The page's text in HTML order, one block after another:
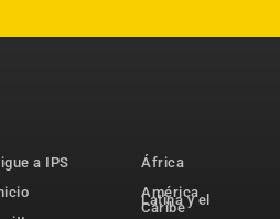
a IPS
África
América
Latina y el
Caribe